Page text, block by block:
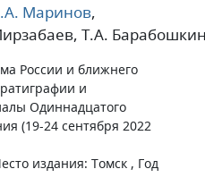
Маринов,
, Т.А.
России и ближнего
и
Одиннадцатого
(19-24 сентября 2022
издания: Томск , Год